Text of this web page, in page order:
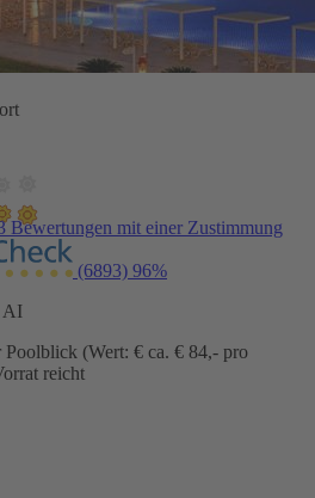
Bewertungen mit einer Zustimmung
(6893) 96%
AI
(Wert: € ca. € 84,- pro
reicht